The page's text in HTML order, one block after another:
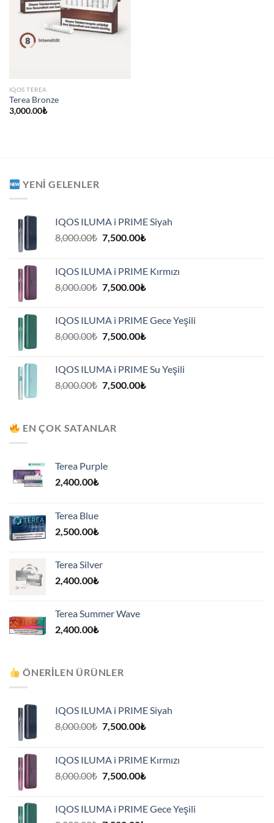
IQOS TEREA
Terea Bronze
3,000.00₺
YENI GELENLER
IQOS ILUMA i PRIME Siyah
8,000.00₺ Orijinal
7,500.00₺Şu
7,500.00₺.
IQOS ILUMA i PRIME Kırmızı
8,000.00₺ Orijinal
7,500.00₺Şu
7,500.00₺.
IQOS ILUMA i PRIME Gece Yeşili
8,000.00₺ Orijinal
7,500.00₺Şu
7,500.00₺.
IQOS ILUMA i PRIME Su Yeşili
8,000.00₺ Orijinal
7,500.00₺Şu
EN ÇOK SATANLAR
Terea Purple
2,400.00₺
Terea Blue
2,500.00₺
Terea Silver
2,400.00₺
Terea Summer Wave
2,400.00₺
ÖNERILEN ÜRÜNLER
IQOS ILUMA i PRIME Siyah
8,000.00₺ Orijinal
7,500.00₺Şu
7,500.00₺.
IQOS ILUMA i PRIME Kırmızı
8,000.00₺ Orijinal
7,500.00₺Şu
7,500.00₺.
IQOS ILUMA i PRIME Gece Yeşili